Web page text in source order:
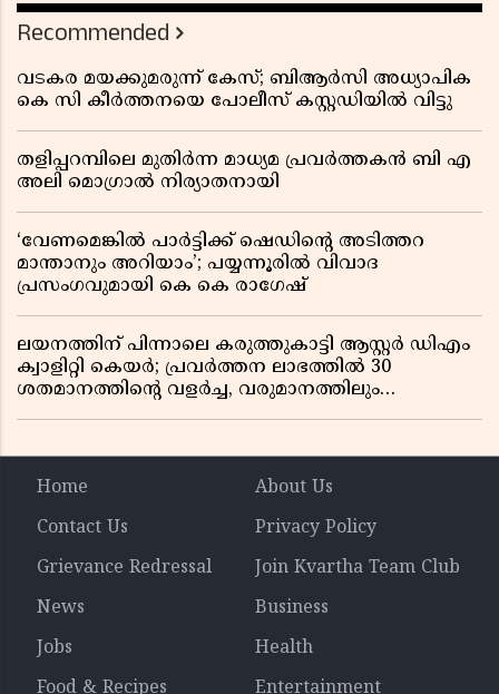
റിപ്പോർട്ട് പുറത്ത്
Recommended
വടകര മയക്കുമരുന്ന് കേസ്; ബിആർസി അധ്യാപിക
കെ സി കീർത്തനയെ പോലീസ് കസ്റ്റഡിയിൽ വിട്ടു
തളിപ്പറമ്പിലെ മുതിർന്ന മാധ്യമ പ്രവർത്തകൻ ബി എ
അലി മൊഗ്രാൽ നിര്യാതനായി
‘വേണമെങ്കിൽ പാർട്ടിക്ക് ഷെഡിൻ്റെ അടിത്തറ
മാന്താനും അറിയാം’; പയ്യന്നൂരിൽ വിവാദ
പ്രസംഗവുമായി കെ കെ രാഗേഷ്
ലയനത്തിന് പിന്നാലെ കരുത്തുകാട്ടി ആസ്റ്റർ ഡിഎം
ക്വാളിറ്റി കെയർ; പ്രവർത്തന ലാഭത്തിൽ 30
ശതമാനത്തിൻ്റെ വളർച്ച, വരുമാനത്തിലും
Home
About Us
Contact Us
Privacy Policy
Grievance Redressal
Join Kvartha Team Club
News
Business
Jobs
Health
Food & Recipes
Entertainment